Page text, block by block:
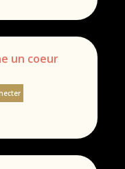
un coeur